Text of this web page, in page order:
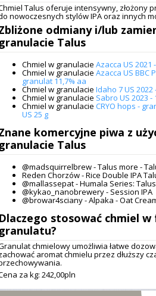
Talus oferuje intensywny, złożony
nowoczesnych stylów IPA oraz innych
odmiany i/lub
granulacie Talus
Chmiel w granulacie Azacca US 2021
Chmiel w granulacie Azacca US BBC
granulat 11,7% aa
Chmiel w granulacie Idaho 7 US
Chmiel w granulacie Sabro US 2023
Chmiel w granulacie CRYO hops -
US 25 g
komercyjne piwa z
granulacie Talus
@madsquirrelbrew - Talus more -
Reden Chorzów - Rice Double IPA
@mallassepat - Humala Series:
@kykao_nanobrewery - Session IPA
@browar4sciany - Alpaka - Oat
Dlaczego stosować chmiel
granulatu?
chmielowy umożliwia łatwe
aromat chmielu przez dłuższy
za kg: 242,00pln